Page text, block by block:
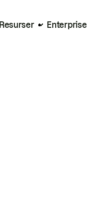
Resurser Enterprise